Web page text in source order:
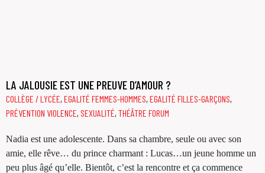
LA JALOUSIE EST UNE PREUVE D’AMOUR ?
COLLÈGE / LYCÉE, EGALITÉ FEMMES-HOMMES, EGALITÉ FILLES-GARÇONS,
PRÉVENTION VIOLENCE, SEXUALITÉ, THÉÂTRE FORUM
Nadia est une adolescente. Dans sa chambre, seule ou avec son
amie, elle rêve… du prince charmant : Lucas…un jeune homme un
peu plus âgé qu’elle. Bientôt, c’est la rencontre et ça commence